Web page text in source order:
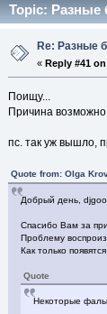
Topic: Разные
Re: Разные
«Reply #41
Поищу...
Причина
пс. так уж вышло,
Quote from: Olga
Добрый день,
Спасибо Вам за
Проблему
Как только
Quote
Некоторые